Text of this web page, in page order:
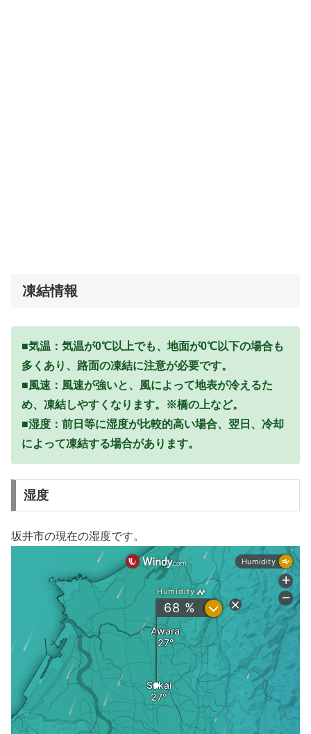
凍結情報
■気温：気温が0℃以上でも、地面が0℃以下の場合も
多くあり、路面の凍結に注意が必要です。
■風速：風速が強いと、風によって地表が冷えるた
め、凍結しやすくなります。※橋の上など。
■湿度：前日等に湿度が比較的高い場合、翌日、冷却
によって凍結する場合があります。
湿度
坂井市の現在の湿度です。